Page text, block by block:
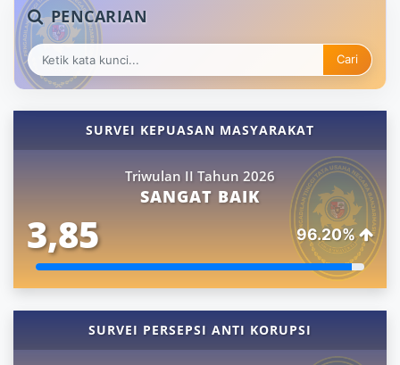
PENCARIAN
Cari
SURVEI KEPUASAN MASYARAKAT
Triwulan II Tahun 2026
SANGAT BAIK
3,85 96.20%
SURVEI PERSEPSI ANTI KORUPSI